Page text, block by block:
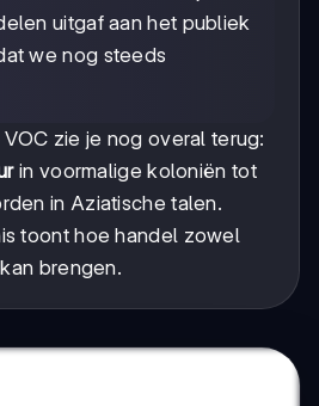
uitgaf aan het publiek
we nog steeds
zie je nog overal terug:
in voormalige koloniën tot
in Aziatische talen.
toont hoe handel zowel
brengen.